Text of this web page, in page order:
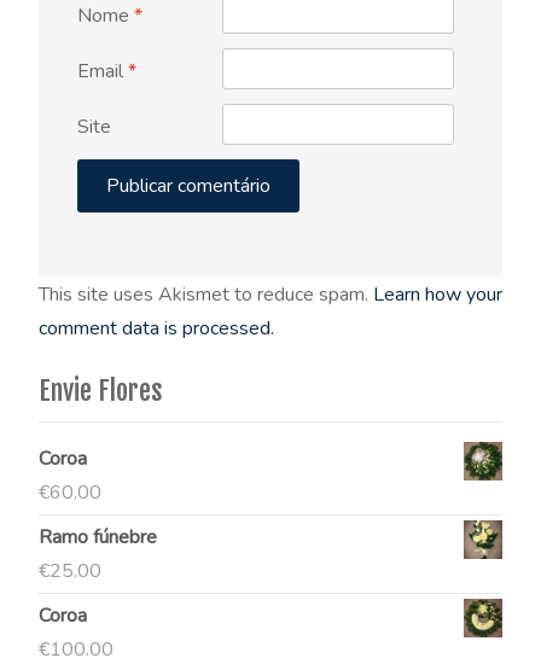
Nome *
Email*
Site
This site uses Akismet to reduce spam. Learn how your
comment data is processed.
Envie Flores
Coroa
€60.00
Ramo fúnebre
€25.00
Coroa
€100.00